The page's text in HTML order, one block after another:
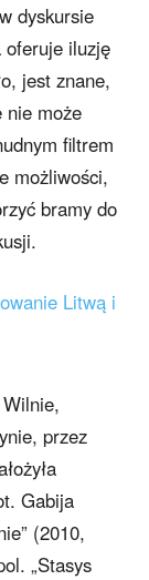
dyskursie
oferuje iluzję
jest znane,
nie może
filtrem
możliwości,
bramy do
Litwą i
przez
Gabija
(2010,
„Stasys